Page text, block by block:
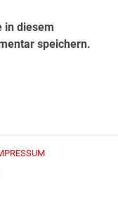
in diesem
speichern.